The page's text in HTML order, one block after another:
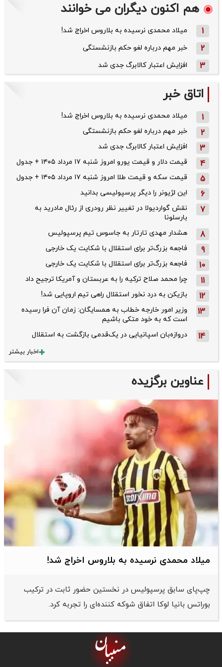
هم اکنون دیگران می خوانند
1 میلاد محمدی نرسیده به بلاروس اخراج شد!
2 خبر مهم درباره لغو حکم بازنشستگی
3 افزایش اعتبار کالابرگ جدی شد
اتاق خبر
1 میلاد محمدی نرسیده به بلاروس اخراج شد!
2 خبر مهم درباره لغو حکم بازنشستگی
3 افزایش اعتبار کالابرگ جدی شد
4 قیمت دلار و قیمت یورو امروز شنبه ۱۷ مرداد ۱۴۰۵ + جدول
5 قیمت سکه و قیمت طلا امروز شنبه ۱۷ مرداد ۱۴۰۵ + جدول
6 این لژیونر را دیگر پرسپولیسی بدانید
7
نقش گواردیولا در تغییر نظر رودری از رئال مادرید به
بارسلونا
8 هشدار مهدی تارتار به جاسوس تیم پرسپولیس
9 فاجعه بزرگ‌تر برای استقلال با شکایت یک خارجی
10 فاجعه بزرگ‌تر برای استقلال با شکایت یک خارجی
11 چرا محمد صلاح ترکیه را به عربستان و آمریکا ترجیح داد
12 بازیکن به درد نخور استقلال راهی تیم اروپایی شد!
13
وزیر امور خارجه خطاب به همسایگان: زمان آن فرا رسیده
است که به خود متکی باشیم
14 دروازه‌بان اسپانیایی در یک‌قدمی بازگشت به استقلال
اخبار بیشتر
عناوین برگزیده
میلاد محمدی نرسیده به بلاروس اخراج شد!
چپ‌پای سابق پرسپولیس در نخستین حضور ثابت در ترکیب
بوراتس بانیا لوکا اتفاق شوکه کننده‌ای را تجربه کرد.